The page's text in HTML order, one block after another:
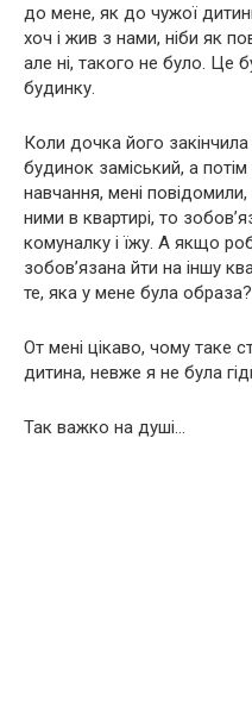
до мене, як до чужої
хоч і жив з нами, ніби як
але ні, такого не було. Це
будинку.
Коли дочка його
будинок заміський, а потім
навчання, мені
ними в квартирі, то
комуналку і їжу. А якщо
зобов’язана йти на іншу
те, яка у мене була образа?
От мені цікаво, чому таке
дитина, невже я не була
Так важко на душі…